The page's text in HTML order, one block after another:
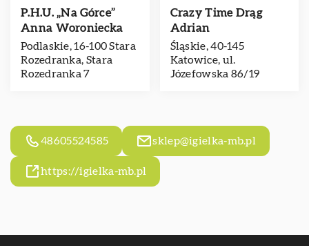
P.H.U. „Na Górce”
Anna Woroniecka
Podlaskie, 16-100 Stara
Rozedranka, Stara
Rozedranka 7
Crazy Time Drąg
Adrian
Śląskie, 40-145
Katowice, ul.
Józefowska 86/19
48605524585 sklep@igielka-mb.pl
https://igielka-mb.pl